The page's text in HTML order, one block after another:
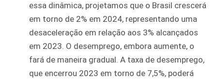
essa dinâmica, projetamos que o Brasil crescerá
em torno de 2% em 2024, representando uma
desaceleração em relação aos 3% alcançados
em 2023. O desemprego, embora aumente, o
fará de maneira gradual. A taxa de desemprego,
que encerrou 2023 em torno de 7,5%, poderá